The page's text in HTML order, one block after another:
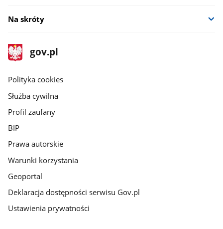
Na skróty
stopka
gov.pl
Strona
gov.pl
gov.pl
Polityka cookies
Służba cywilna
Profil zaufany
BIP
Prawa autorskie
Warunki korzystania
Geoportal
Deklaracja dostępności serwisu Gov.pl
Ustawienia prywatności